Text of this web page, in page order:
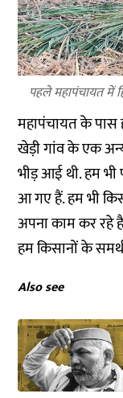
पहले महापंचायत में
महापंचायत के पास
खेड़ी गांव के एक
भीड़ आई थी. हम
आ गए हैं. हम भी
अपना काम कर रहे
हम किसानों के
Also see